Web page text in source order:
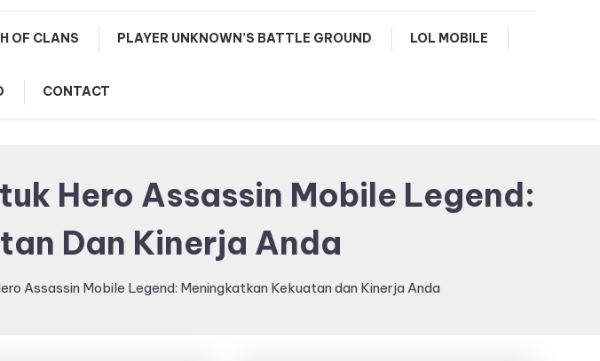
OF CLANS PLAYER UNKNOWN’S BATTLE GROUND LOL MOBILE
CONTACT
Hero Assassin Mobile Legend:
Dan Kinerja Anda
Assassin Mobile Legend: Meningkatkan Kekuatan dan Kinerja Anda